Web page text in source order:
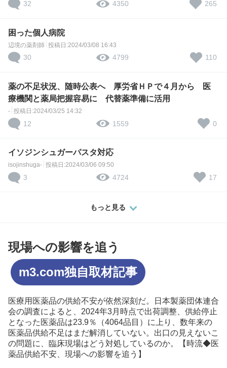
32 4350 265
困った個人病院
辺境の薬剤師 投稿日:2024/03/08 16:43
30 4799 110
薬の不足状況、随時公表へ 厚労省ＨＰで４月から 医
療機関と薬局把握容易に 代替薬準備に活用
- 投稿日:2024/03/25 14:32
12 1559 0
イソジンシュガーパスタ対応
isojinshuga- 投稿日:2024/03/06 09:50
3 4724 17
もっと見る
現場への影響を追う
m3.com独自取材記事
医療用医薬品の供給不安が依然深刻だ。日本製薬団体連合
会の調査によると、2024年3月時点で出荷調整、供給停止
となった医薬品は23.9％（4064品目）に上り、数年来の
医薬品供給不足はまだ解消していない。出口の見えないこ
の問題に、臨床現場はどう対処しているのか。【時流◆医
薬品供給不安、現場への影響を追う】